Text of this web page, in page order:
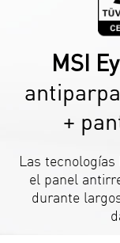
MSI
+
Las
el panel
durante